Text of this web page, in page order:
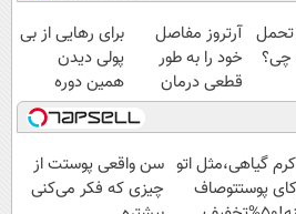
تحمل
چی؟
آرتروز مفاصل
خود را به طور
قطعی درمان
کنید!
◗پرسش‌نامه◖
برای رهایی از بی
پولی دیدن
همین دوره
رایگان کافیه!
(شمارتو وارد کن)
گیاهی،مثل اتو
پوستتوصاف
سن واقعی پوستت از
چیزی که فکر می‌کنی